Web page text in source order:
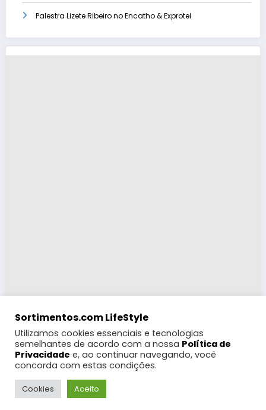
Palestra Lizete Ribeiro no Encatho & Exprotel
Eventos e Feiras
Sortimentos.com LifeStyle
Utilizamos cookies essenciais e tecnologias
semelhantes de acordo com a nossa Política de
Privacidade e, ao continuar navegando, você
concorda com estas condições.
Cookies Aceito